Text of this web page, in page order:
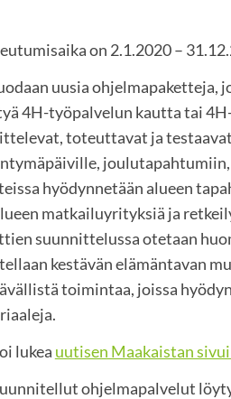
on 2.1.2020 –
uusia ohjelmapaketteja,
4H-työpalvelun kautta tai
toteuttavat ja
hyödynnetään alueen
matkailuyrityksiä ja
suunnittelussa otetaan
kestävän elämäntavan
toimintaa, joissa
lukea uutisen Maakaistan
ohjelmapalvelut